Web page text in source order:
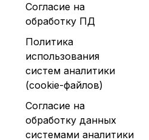
Согласие на
обработку ПД
Политика
использования
систем аналитики
(cookie-файлов)
Согласие на
обработку данных
системами аналитики